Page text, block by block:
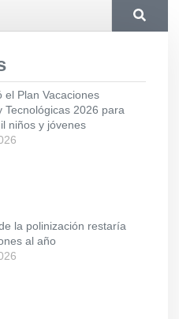
el Plan Vacaciones
Tecnológicas 2026 para
niños y jóvenes
la polinización restaría
al año